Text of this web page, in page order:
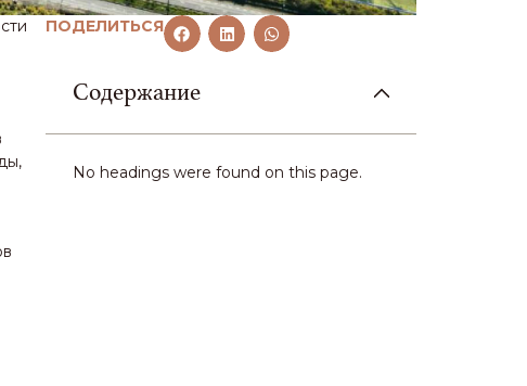
ПОДЕЛИТЬСЯ
Содержание
No headings were found on this page.